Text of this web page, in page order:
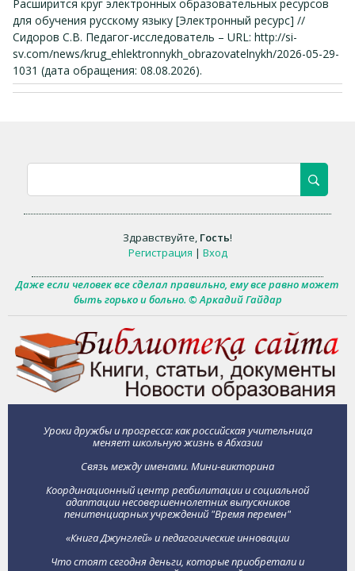
Расширится круг электронных образовательных ресурсов
для обучения русскому языку [Электронный ресурс] //
Сидоров С.В. Педагог-исследователь – URL: http://si-
sv.com/news/krug_ehlektronnykh_obrazovatelnykh/2026-05-29-
1031 (дата обращения: 08.08.2026).
Здравствуйте, Гость!
Регистрация | Вход
Даже если человек все сделал правильно, ему все равно может
быть горько и больно. © Аркадий Гайдар
Уроки дружбы и прогресса: как российская учительница
меняет школьную жизнь в Абхазии
Связь между именами. Мини-викторина
Координационный центр реабилитации и социальной
адаптации несовершеннолетних выпускников
пенитенциарных учреждений "Время перемен"
«Книга Джунглей» и педагогические инновации
Что стоят сегодня деньги, которые приобретали и